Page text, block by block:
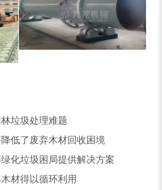
秸秆烘干机
垃圾处理难题
低了废弃木材回收困境
化垃圾困局提供解决方案
材得以循环利用